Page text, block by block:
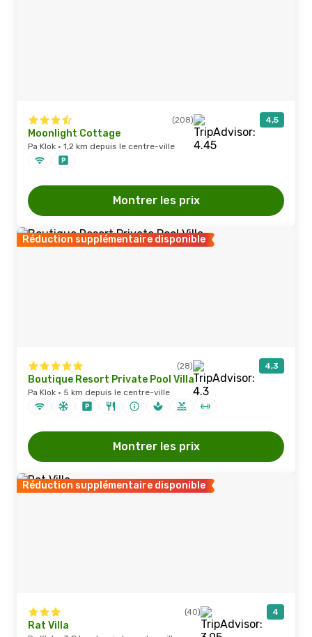
(208) 4,5
Moonlight Cottage
Pa Klok · 1,2 km depuis le centre-ville
Montrer les prix
Réduction supplémentaire disponible
(28) 4,3
Boutique Resort Private Pool Villa
Pa Klok · 5 km depuis le centre-ville
Montrer les prix
Réduction supplémentaire disponible
(40) 4
Rat Villa